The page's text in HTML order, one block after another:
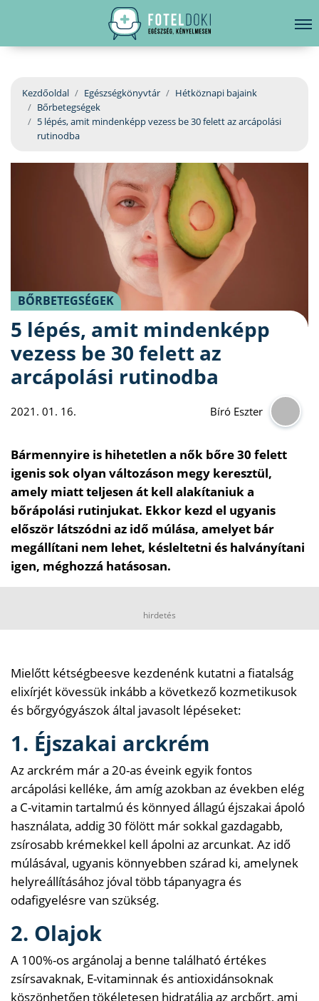
EGÉSZSÉGKÖNYVTÁR
BETEGSÉGKALAUZ
ORVOS VÁLASZOL
ORVOSKERESŐ
hirdetés
Kezdőoldal Egészségkönyvtár
Hétköznapi bajaink
Bőrbetegségek
5 lépés, amit mindenképp vezess be 30 felett az arcápolási
rutinodba
BŐRBETEGSÉGEK
5 lépés, amit mindenképp
vezess be 30 felett az
arcápolási rutinodba
2021. 01. 16. Bíró Eszter
Bármennyire is hihetetlen a nők bőre 30 felett
igenis sok olyan változáson megy keresztül,
amely miatt teljesen át kell alakítaniuk a
bőrápolási rutinjukat. Ekkor kezd el ugyanis
először látszódni az idő múlása, amelyet bár
megállítani nem lehet, késleltetni és halványítani
igen, méghozzá hatásosan.
hirdetés
Mielőtt kétségbeesve kezdenénk kutatni a fiatalság
elixírjét kövessük inkább a következő kozmetikusok
és bőrgyógyászok által javasolt lépéseket:
1. Éjszakai arckrém
Az arckrém már a 20-as éveink egyik fontos
arcápolási kelléke, ám amíg azokban az években elég
a C-vitamin tartalmú és könnyed állagú éjszakai ápoló
használata, addig 30 fölött már sokkal gazdagabb,
zsírosabb krémekkel kell ápolni az arcunkat. Az idő
múlásával, ugyanis könnyebben szárad ki, amelynek
helyreállításához jóval több tápanyagra és
odafigyelésre van szükség.
2. Olajok
A 100%-os argánolaj a benne található értékes
zsírsavaknak, E-vitaminnak és antioxidánsoknak
köszönhetően tökéletesen hidratálja az arcbőrt, ami